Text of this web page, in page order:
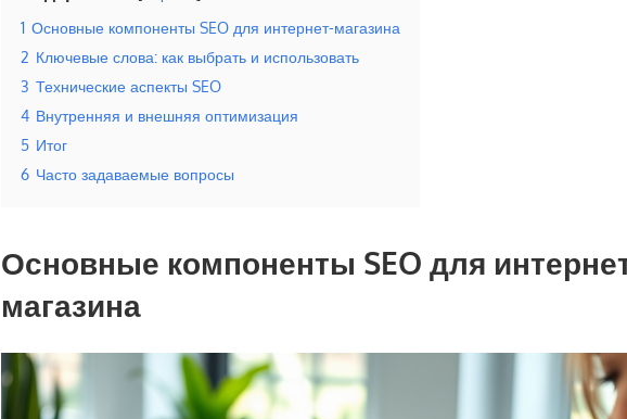
1 Основные компоненты SEO для интернет-магазина
2 Ключевые слова: как выбрать и использовать
3 Технические аспекты SEO
4 Внутренняя и внешняя оптимизация
5 Итог
6 Часто задаваемые вопросы
Основные компоненты SEO для
магазина